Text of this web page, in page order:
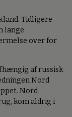
Tidligere
lange
over for
af russisk
Nord
Nord
kom aldrig i